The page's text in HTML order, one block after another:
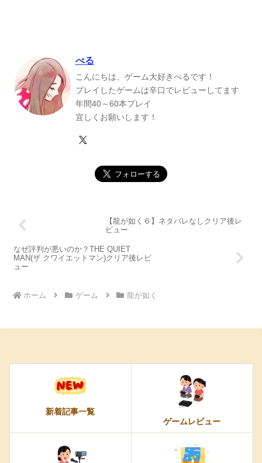
べる
こんにちは、ゲーム大好きべるです！
プレイしたゲームは辛口でレビューしてます
年間40～60本プレイ
宜しくお願いします！
【龍が如く６】ネタバレなしクリア後レ
ビュー
なぜ評判が悪いのか？THE QUIET
MAN(ザ クワイエットマン)クリア後レビ
ュー
ホーム ゲーム 龍が如く
新着記事一覧
ゲームレビュー